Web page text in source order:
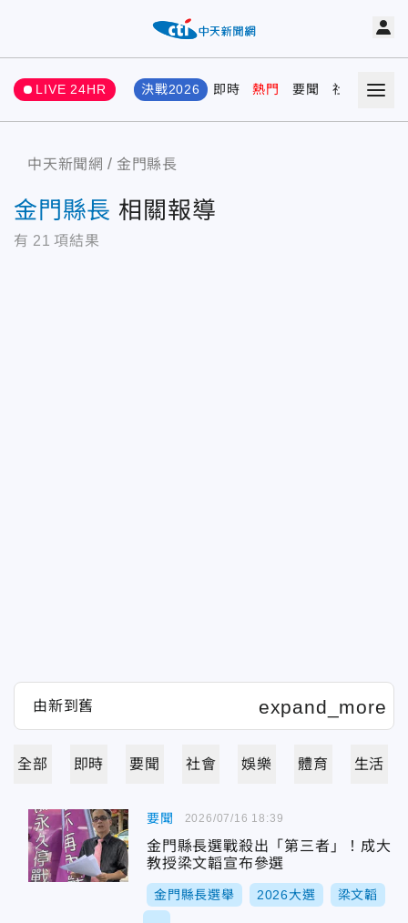
LIVE 24HR 決戰2026 即時 熱門 要聞 社會 娛樂
中天新聞網 金門縣長
金門縣長 相關報導
有 21 項結果
全部 即時 要聞 社會 娛樂 體育 生活
要聞
金門縣長選戰殺出「第三者」！成大
教授梁文韜宣布參選
金門縣長選舉 2026大選 梁文韜
2026/07/16 18:39